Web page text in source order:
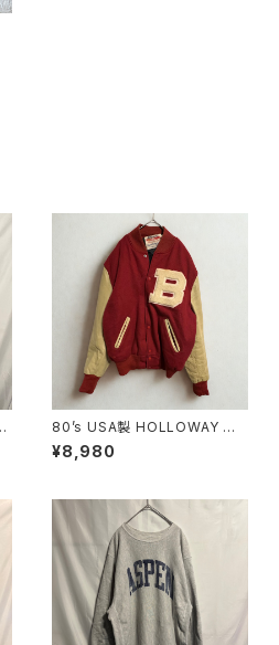
80’s USA製 HOLLOWAY スタ
ジャン
¥8,980